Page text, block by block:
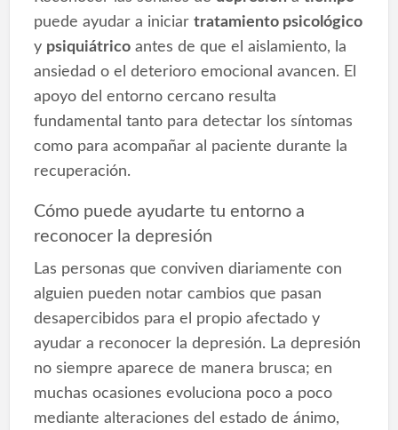
puede ayudar a iniciar tratamiento psicológico
y psiquiátricoantes de que el aislamiento, la
ansiedad o el deterioro emocional avancen. El
apoyo del entorno cercano resulta
fundamental tanto para detectar los síntomas
como para acompañar al paciente durante la
recuperación.
Cómo puede ayudarte tu entorno a
reconocer la depresión
Las personas que conviven diariamente con
alguien pueden notar cambios que pasan
desapercibidos para el propio afectado y
ayudar a reconocer la depresión. La depresión
no siempre aparece de manera brusca; en
muchas ocasiones evoluciona poco a poco
mediante alteraciones del estado de ánimo,